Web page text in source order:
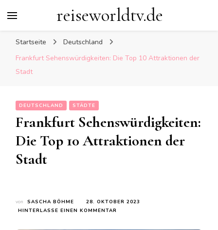
reiseworldtv.de
Startseite
Deutschland
Frankfurt Sehenswürdigkeiten: Die Top 10 Attraktionen der
Stadt
DEUTSCHLAND STÄDTE
Frankfurt Sehenswürdigkeiten:
Die Top 10 Attraktionen der
Stadt
von SASCHA BÖHME
28. OKTOBER 2023
HINTERLASSE EINEN KOMMENTAR